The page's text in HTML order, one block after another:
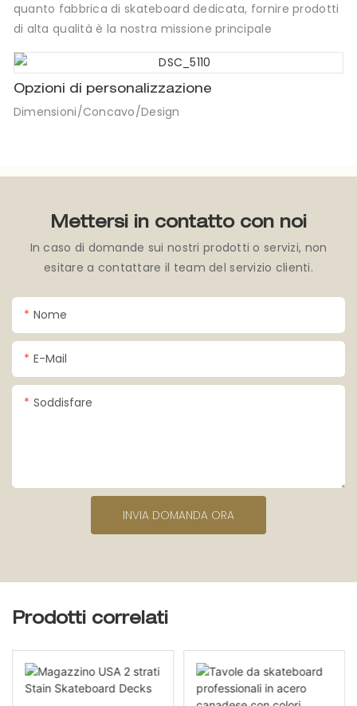
quanto fabbrica di skateboard dedicata, fornire prodotti
di alta qualità è la nostra missione principale
Opzioni di personalizzazione
Dimensioni/Concavo/Design
Mettersi in contatto con noi
In caso di domande sui nostri prodotti o servizi, non
esitare a contattare il team del servizio clienti.
Nome
E-Mail
Soddisfare
INVIA DOMANDA ORA
Prodotti correlati